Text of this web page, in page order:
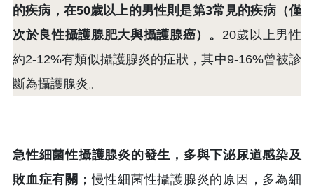
的疾病，在50歲以上的男性則是第3常見的疾病（僅
次於良性攝護腺肥大與攝護腺癌）。 20歲以上男性
約2-12%有類似攝護腺炎的症狀，其中9-16%曾被診
斷為攝護腺炎。
急性細菌性攝護腺炎的發生，多與下泌尿道感染及
敗血症有關 ；慢性細菌性攝護腺炎的原因，多為細